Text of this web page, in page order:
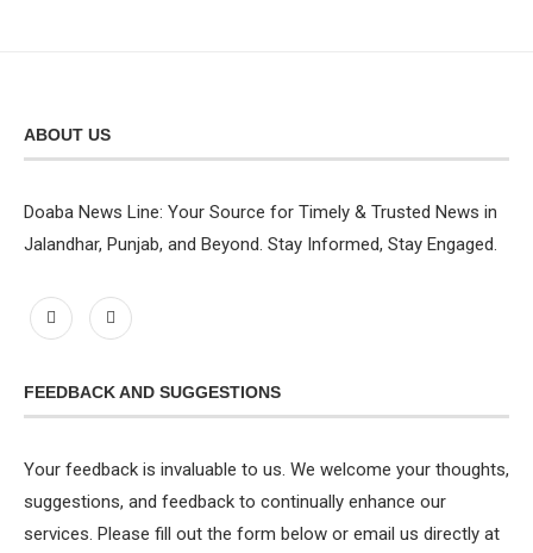
ABOUT US
Doaba News Line: Your Source for Timely & Trusted News in
Jalandhar, Punjab, and Beyond. Stay Informed, Stay Engaged.
FEEDBACK AND SUGGESTIONS
Your feedback is invaluable to us. We welcome your thoughts,
suggestions, and feedback to continually enhance our
services. Please fill out the form below or email us directly at